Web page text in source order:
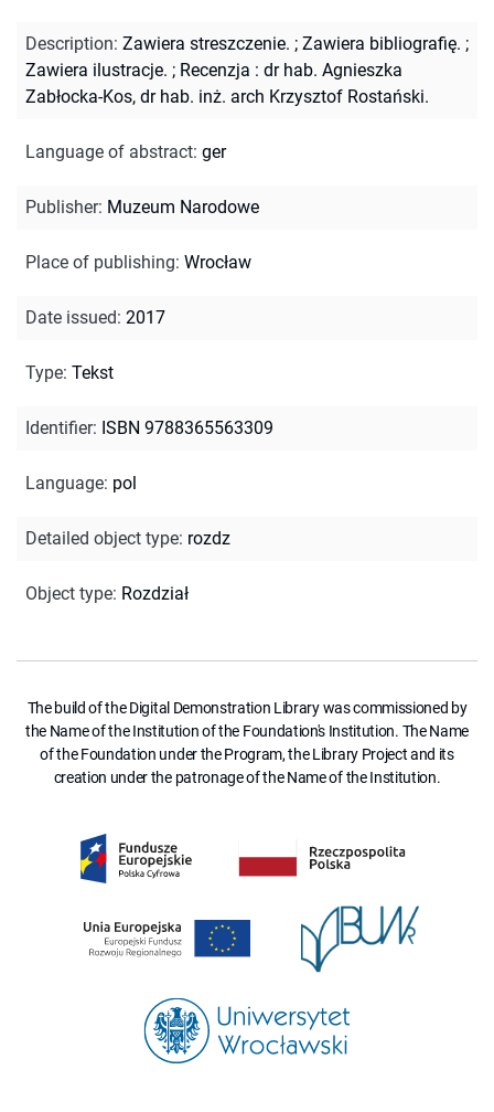
Description: Zawiera streszczenie. ; Zawiera bibliografię. ;
Zawiera ilustracje. ; Recenzja : dr hab. Agnieszka
Zabłocka-Kos, dr hab. inż. arch Krzysztof Rostański.
Language of abstract: ger
Publisher: Muzeum Narodowe
Place of publishing: Wrocław
Date issued: 2017
Type: Tekst
Identifier: ISBN 9788365563309
Language: pol
Detailed object type: rozdz
Object type: Rozdział
The build of the Digital Demonstration Library was commissioned by
the Name of the Institution of the Foundation's Institution. The Name
of the Foundation under the Program, the Library Project and its
creation under the patronage of the Name of the Institution.